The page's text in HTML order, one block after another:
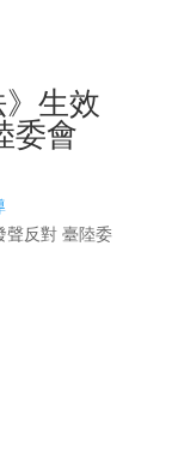
》生效
委會
聲反對 臺陸委